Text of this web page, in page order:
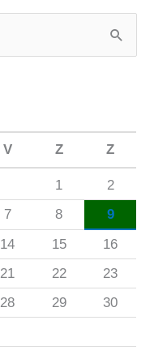
V Z Z
1
2
7 8
9
14 15
16
21 22
23
28 29
30